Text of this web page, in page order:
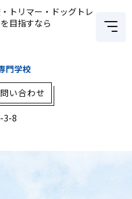
トリマー・ドッグトレ
目指すなら
い合わせ
3-8